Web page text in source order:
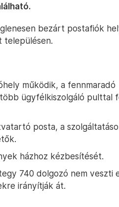
bezárt postafiók
településen.
működik, a fennmaradó
ügyfélkiszolgáló pulttal
posta, a
házhoz kézbesítését.
740 dolgozó nem veszti
irányítják át.